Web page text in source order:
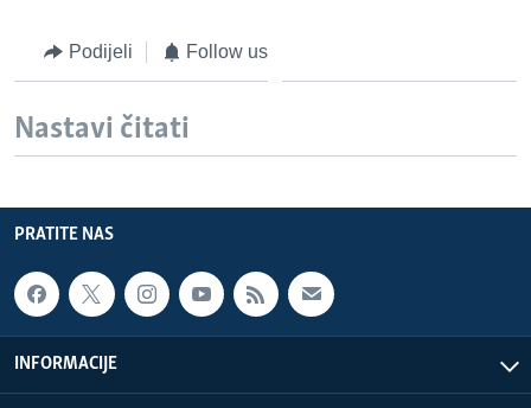
Podijeli Follow us
Nastavi čitati
PRATITE NAS
INFORMACIJE